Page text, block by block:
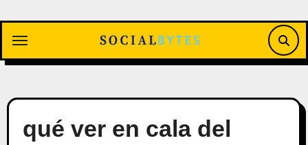
contenido
qué ver en cala del